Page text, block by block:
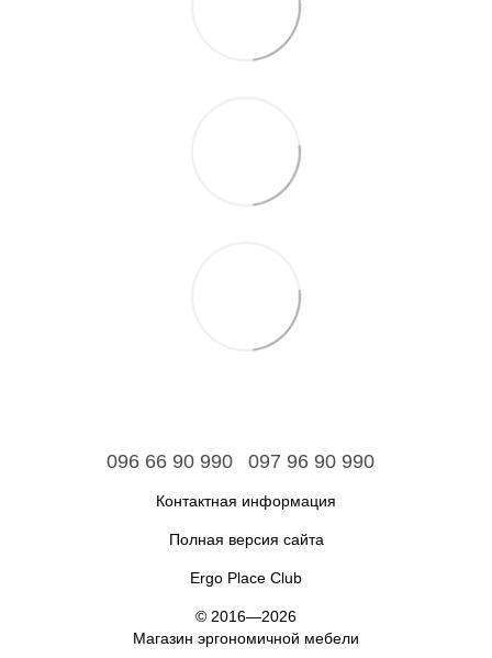
096 66 90 990 097 96 90 990
Контактная информация
Полная версия сайта
Ergo Place Club
© 2016—2026
Магазин эргономичной мебели